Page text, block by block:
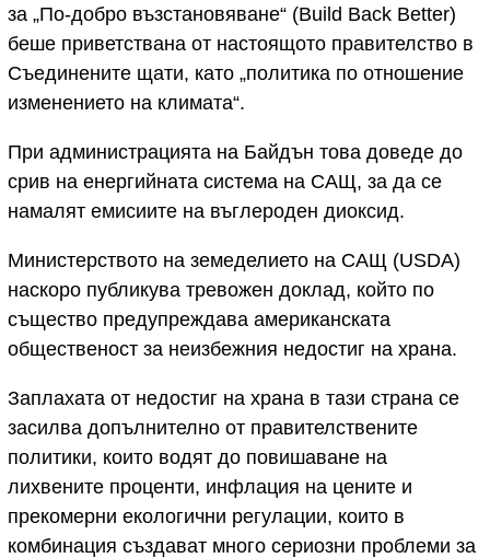
за „По-добро възстановяване“ (Build Back Better)
беше приветствана от настоящото правителство в
Съединените щати, като „политика по отношение
изменението на климата“.
При администрацията на Байдън това доведе до
срив на енергийната система на САЩ, за да се
намалят емисиите на въглероден диоксид.
Министерството на земеделието на САЩ (USDA)
наскоро публикува тревожен доклад, който по
същество предупреждава американската
общественост за неизбежния недостиг на храна.
Заплахата от недостиг на храна в тази страна се
засилва допълнително от правителствените
политики, които водят до повишаване на
лихвените проценти, инфлация на цените и
прекомерни екологични регулации, които в
комбинация създават много сериозни проблеми за